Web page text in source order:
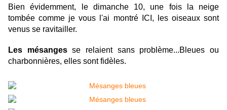
Bien évidemment, le dimanche 10, une fois la neige
tombée comme je vous l'ai montré ICI , les oiseaux sont
venus se ravitailler.
Les mésangesse relaient sans problème...Bleues ou
charbonnières, elles sont fidèles.